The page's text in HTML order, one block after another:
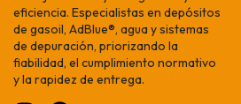
eficiencia. Especialistas en depósitos
de gasoil, AdBlue®, agua y sistemas
de depuración, priorizando la
fiabilidad, el cumplimiento normativo
y la rapidez de entrega.